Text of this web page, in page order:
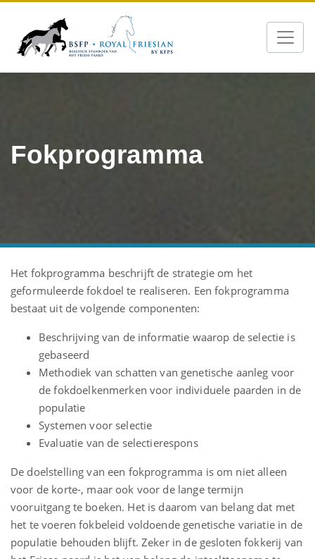
Fokprogramma
Het fokprogramma beschrijft de strategie om het
geformuleerde fokdoel te realiseren. Een fokprogramma
bestaat uit de volgende componenten:
Beschrijving van de informatie waarop de selectie is
gebaseerd
Methodiek van schatten van genetische aanleg voor
de fokdoelkenmerken voor individuele paarden in de
populatie
Systemen voor selectie
Evaluatie van de selectierespons
De doelstelling van een fokprogramma is om niet alleen
voor de korte-, maar ook voor de lange termijn
vooruitgang te boeken. Het is daarom van belang dat met
het te voeren fokbeleid voldoende genetische variatie in de
populatie behouden blijft. Zeker in de gesloten fokkerij van